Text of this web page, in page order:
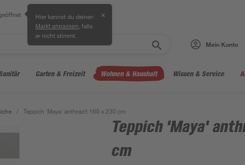
Hier kannst du deinen
Markt anpassen , falls
er nicht stimmt.
✕
Mein Konto
Garten & Freizeit Wohnen & Haushalt Wissen & Service
/ Teppich 'Maya' anthrazit 160 x 230 cm
Teppich 'Maya'
cm